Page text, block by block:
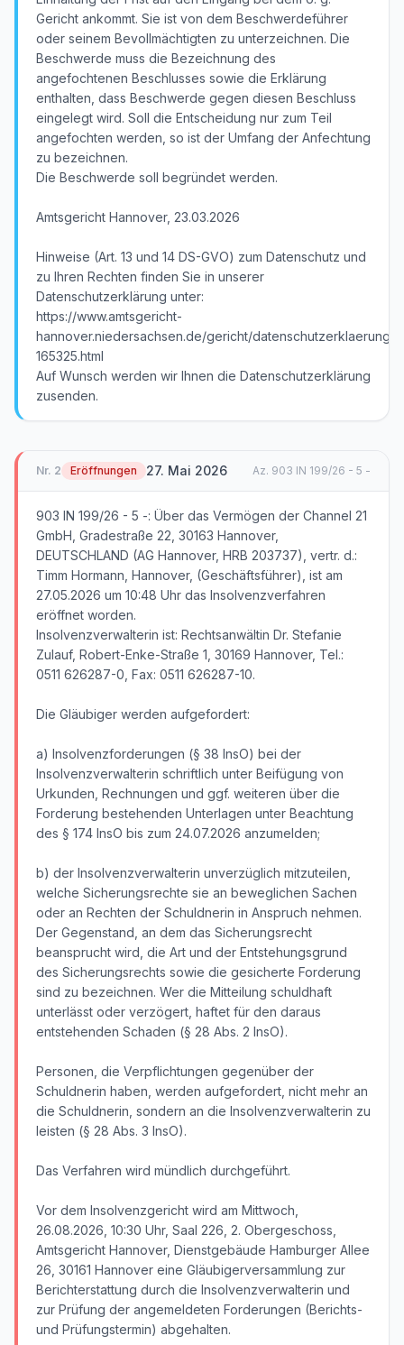
Gericht ankommt. Sie ist von dem Beschwerdeführer
oder seinem Bevollmächtigten zu unterzeichnen. Die
Beschwerde muss die Bezeichnung des
angefochtenen Beschlusses sowie die Erklärung
enthalten, dass Beschwerde gegen diesen Beschluss
eingelegt wird. Soll die Entscheidung nur zum Teil
angefochten werden, so ist der Umfang der Anfechtung
zu bezeichnen.
Die Beschwerde soll begründet werden.
Amtsgericht Hannover, 23.03.2026
Hinweise (Art. 13 und 14 DS-GVO) zum Datenschutz und
zu Ihren Rechten finden Sie in unserer
Datenschutzerklärung unter:
https://www.amtsgericht-
hannover.niedersachsen.de/gericht/datenschutzerklaerung/
165325.html
Auf Wunsch werden wir Ihnen die Datenschutzerklärung
zusenden.
Nr. 2 Eröffnungen 27. Mai 2026 Az. 903 IN 199/26 - 5 -
903 IN 199/26 - 5 -: Über das Vermögen der Channel 21
GmbH, Gradestraße 22, 30163 Hannover,
DEUTSCHLAND (AG Hannover, HRB 203737), vertr. d.:
Timm Hormann, Hannover, (Geschäftsführer), ist am
27.05.2026 um 10:48 Uhr das Insolvenzverfahren
eröffnet worden.
Insolvenzverwalterin ist: Rechtsanwältin Dr. Stefanie
Zulauf, Robert-Enke-Straße 1, 30169 Hannover, Tel.:
0511 626287-0, Fax: 0511 626287-10.
Die Gläubiger werden aufgefordert:
a) Insolvenzforderungen (§ 38 InsO) bei der
Insolvenzverwalterin schriftlich unter Beifügung von
Urkunden, Rechnungen und ggf. weiteren über die
Forderung bestehenden Unterlagen unter Beachtung
des § 174 InsO bis zum 24.07.2026 anzumelden;
b) der Insolvenzverwalterin unverzüglich mitzuteilen,
welche Sicherungsrechte sie an beweglichen Sachen
oder an Rechten der Schuldnerin in Anspruch nehmen.
Der Gegenstand, an dem das Sicherungsrecht
beansprucht wird, die Art und der Entstehungsgrund
des Sicherungsrechts sowie die gesicherte Forderung
sind zu bezeichnen. Wer die Mitteilung schuldhaft
unterlässt oder verzögert, haftet für den daraus
entstehenden Schaden (§ 28 Abs. 2 InsO).
Personen, die Verpflichtungen gegenüber der
Schuldnerin haben, werden aufgefordert, nicht mehr an
die Schuldnerin, sondern an die Insolvenzverwalterin zu
leisten (§ 28 Abs. 3 InsO).
Das Verfahren wird mündlich durchgeführt.
Vor dem Insolvenzgericht wird am Mittwoch,
26.08.2026, 10:30 Uhr, Saal 226, 2. Obergeschoss,
Amtsgericht Hannover, Dienstgebäude Hamburger Allee
26, 30161 Hannover eine Gläubigerversammlung zur
Berichterstattung durch die Insolvenzverwalterin und
zur Prüfung der angemeldeten Forderungen (Berichts-
und Prüfungstermin) abgehalten.